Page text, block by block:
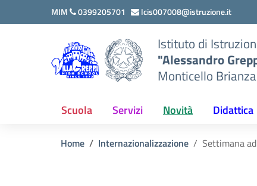
Vai ai contenuti
Vai al menu di navigazione
MIM 0399205701 lcis007008@istruzione.it
Istituto di
"Alessandro
Monticello
Scuola Servizi Novità Didattica
Home Internazionalizzazione Settimana